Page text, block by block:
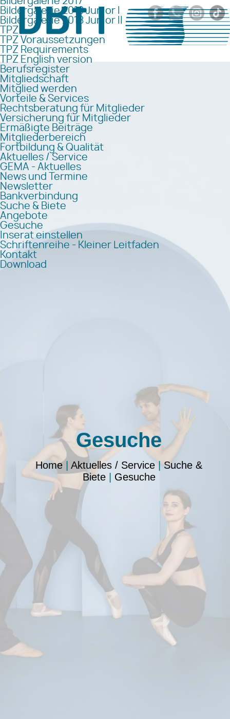
Bildergalerie 2018 Junior I
Bildergalerie 2018 Junior II
TPZ
TPZ Voraussetzungen
TPZ Requirements
TPZ English version
Berufsregister
Mitgliedschaft
Mitglied werden
Vorteile & Services
Rechtsberatung für Mitglieder
Versicherung für Mitglieder
Ermäßigte Beiträge
Mitgliederbereich
Fortbildung & Qualität
Aktuelles / Service
GEMA - Aktuelles
News und Termine
Newsletter
Bankverbindung
Suche & Biete
Angebote
Gesuche
Inserat einstellen
Schriftenreihe - Kleiner Leitfaden
Kontakt
Download
Gesuche
Home| Aktuelles / Service |Suche &
Biete| Gesuche